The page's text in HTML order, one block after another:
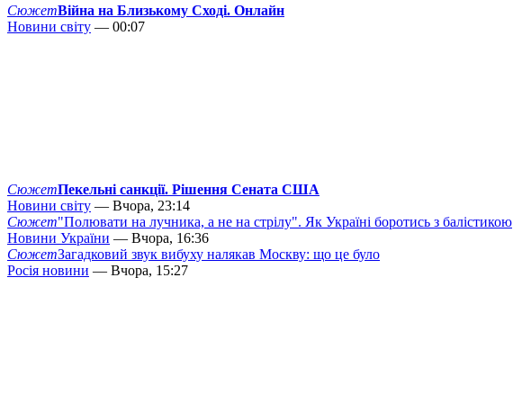
СюжетВійна на Близькому Сході. Онлайн
Новини світу — 00:07
СюжетПекельні санкції. Рішення Сената США
Новини світу — Вчора, 23:14
Сюжет"Полювати на лучника, а не на стрілу". Як Україні боротись з балістикою
Новини України — Вчора, 16:36
СюжетЗагадковий звук вибуху налякав Москву: що це було
Росія новини — Вчора, 15:27